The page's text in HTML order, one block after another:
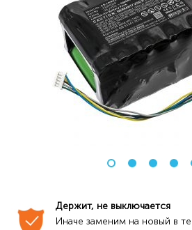
Держит, не выключается
Иначе заменим на новый в